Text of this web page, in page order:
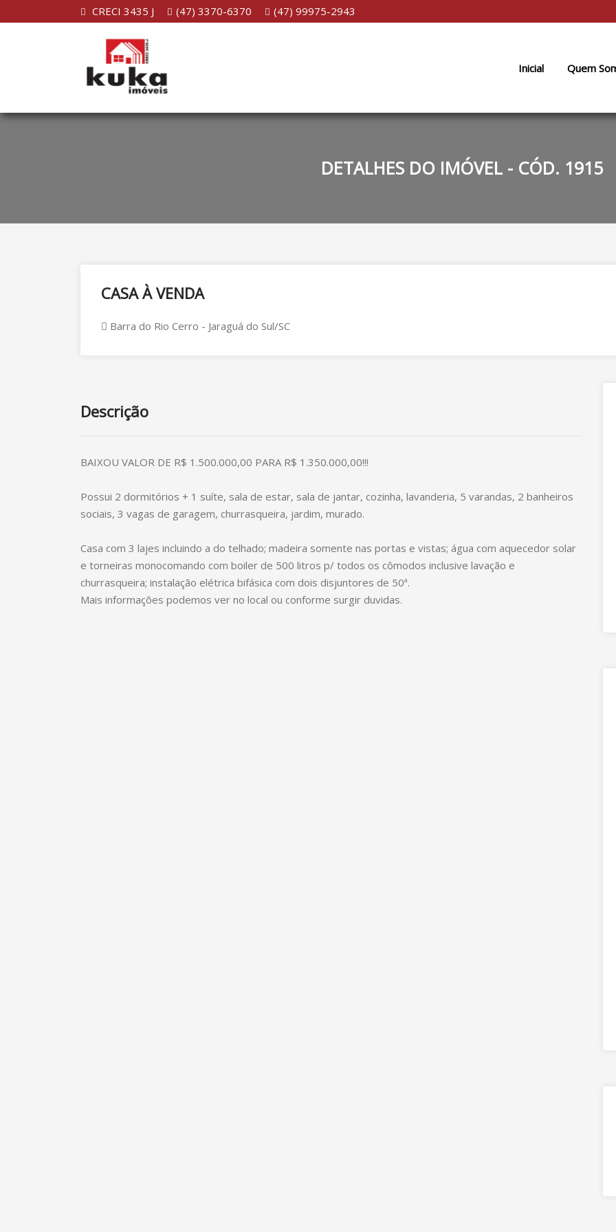
CRECI 3435 J (47) 3370-6370 (47) 99975-2943
Inicial Quem
DETALHES DO IMÓVEL - CÓD. 1915
CASA À VENDA
Barra do Rio Cerro - Jaraguá do Sul/SC
Descrição
BAIXOU VALOR DE R$ 1.500.000,00 PARA R$ 1.350.000,00!!!
Possui 2 dormitórios + 1 suíte, sala de estar, sala de jantar, cozinha, lavanderia, 5 varandas, 2 banheiros
sociais, 3 vagas de garagem, churrasqueira, jardim, murado.
Casa com 3 lajes incluindo a do telhado; madeira somente nas portas e vistas; água com aquecedor solar
e torneiras monocomando com boiler de 500 litros p/ todos os cômodos inclusive lavação e
churrasqueira; instalação elétrica bifásica com dois disjuntores de 50ª.
Mais informações podemos ver no local ou conforme surgir duvidas.